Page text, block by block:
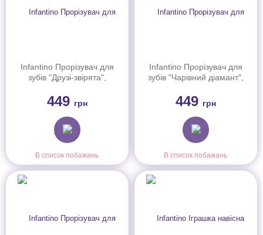
Infantino Прорізувач для
зубів "Друзі-звірята",
449 грн
В список побажань
Infantino Прорізувач для
зубів "Чарівний діамант",
449 грн
В список побажань